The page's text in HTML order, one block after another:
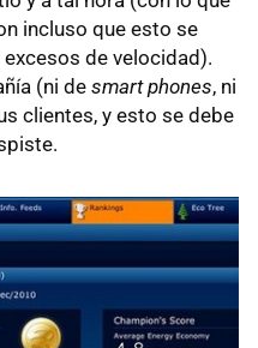
incluso que esto se
de velocidad).
(ni desmart phones, ni
clientes, y esto se debe